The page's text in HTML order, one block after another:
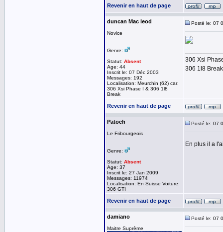
Revenir en haut de page
duncan Mac leod
Novice
Genre:
Statut: Absent
Age: 44
Inscrit le: 07 Déc 2003
Messages: 192
Localisation: Meurchin (62) car:
306 Xsi Phase I & 306 1l8
Break
Posté le: 07
306 Xsi
306 1l8
Revenir en haut de page
Patoch
Le Fribourgeois
Genre:
Statut: Absent
Age: 37
Inscrit le: 27 Jan 2009
Messages: 11974
Localisation: En Suisse Voiture:
306 GTI
Posté le: 07
En plus il a
Revenir en haut de page
damiano
Maitre Suprème
Posté le: 07